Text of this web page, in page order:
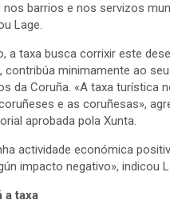
barrios e nos servizos
Lage.
a taxa busca corrixir este
contribúa minimamente ao
da Coruña. «A taxa
e as coruñesas»,
aprobada pola Xunta.
actividade económica
impacto negativo», indicou
a taxa